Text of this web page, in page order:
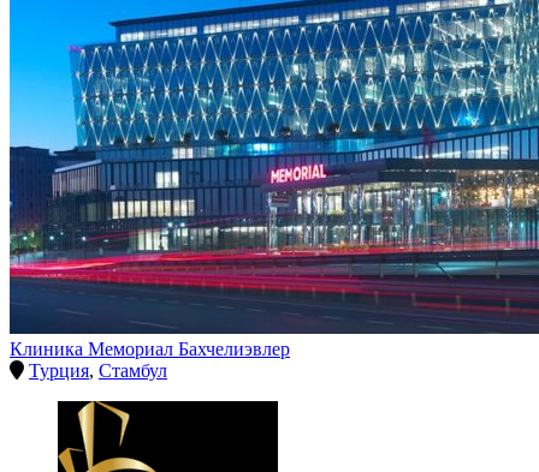
Клиника Мемориал Бахчелиэвлер
Турция, Стамбул